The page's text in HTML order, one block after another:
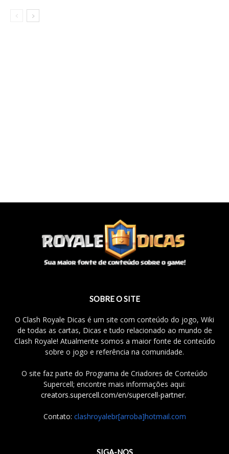
SOBRE O SITE
O Clash Royale Dicas é um site com conteúdo do jogo, Wiki
de todas as cartas, Dicas e tudo relacionado ao mundo de
Clash Royale! Atualmente somos a maior fonte de conteúdo
sobre o jogo e referência na comunidade.
O site faz parte do Programa de Criadores de Conteúdo
Supercell; encontre mais informações aqui:
creators.supercell.com/en/supercell-partner.
Contato: clashroyalebr[arroba]hotmail.com
SIGA-NOS